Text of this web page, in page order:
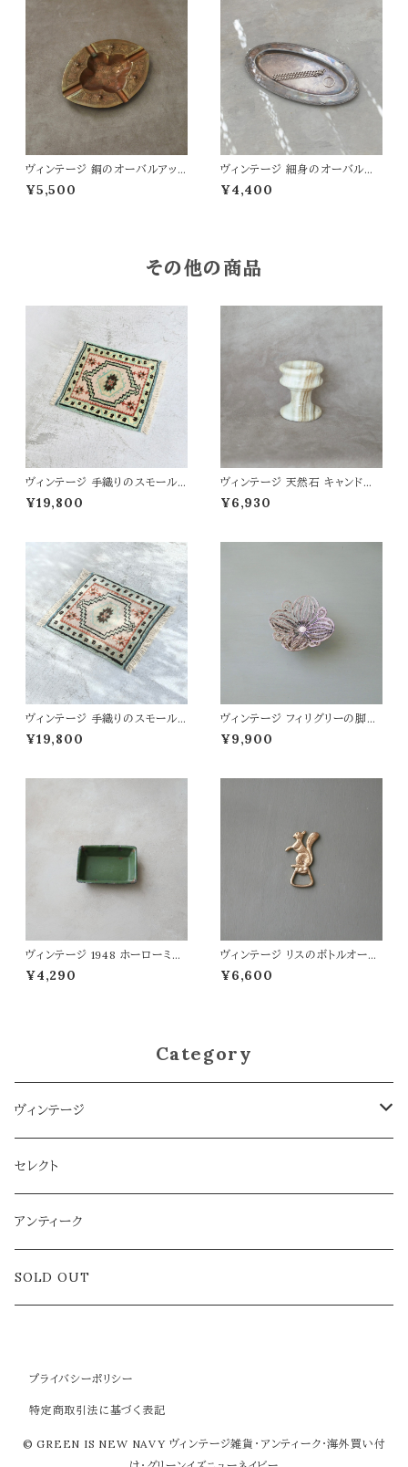
ヴィンテージ 銅のオーバルアッ
シュトレイ
¥5,500
ヴィンテージ 細身のオーバルプ
レート
¥4,400
その他の商品
ヴィンテージ 手織りのスモールラ
グラグ 52×42
¥19,800
ヴィンテージ 天然石 キャンドル
ホルダー
¥6,930
ヴィンテージ 手織りのスモールラ
グ 51.5×42
¥19,800
ヴィンテージ フィリグリーの脚付
きトレイ
¥9,900
ヴィンテージ 1948 ホーローミニ
トレイ
¥4,290
ヴィンテージ リスのボトルオープ
ナー
¥6,600
Category
ヴィンテージ
雑貨
アクセサリー
ラグ
セレクト
アンティーク
SOLD OUT
プライバシーポリシー
特定商取引法に基づく表記
© GREEN IS NEW NAVY ヴィンテージ雑貨・アンティーク・海外買い付